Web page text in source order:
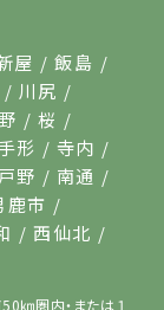
屋
飯島
川尻
桜
形
寺内
野
南通
鹿市
西仙北
㎞圏内・または１